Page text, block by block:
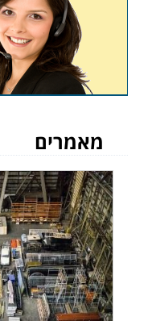
קורס ניהול
שיעורי
מאמרים